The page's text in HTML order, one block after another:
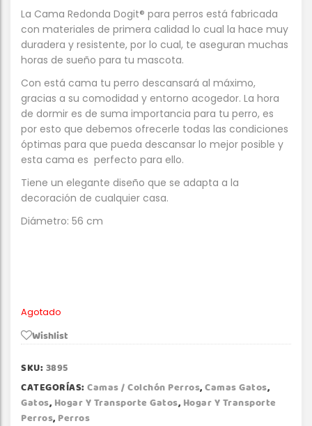
La Cama Redonda Dogit® para perros está fabricada
con materiales de primera calidad lo cual la hace muy
duradera y resistente, por lo cual, te aseguran muchas
horas de sueño para tu mascota.
Con está cama tu perro descansará al máximo,
gracias a su comodidad y entorno acogedor. La hora
de dormir es de suma importancia para tu perro, es
por esto que debemos ofrecerle todas las condiciones
óptimas para que pueda descansar lo mejor posible y
esta cama es perfecto para ello.
Tiene un elegante diseño que se adapta a la
decoración de cualquier casa.
Diámetro: 56 cm
Agotado
Wishlist
SKU: 3895
CATEGORÍAS: Camas / Colchón Perros,Camas Gatos,
Gatos, Hogar Y Transporte Gatos, Hogar Y Transporte
Perros, Perros